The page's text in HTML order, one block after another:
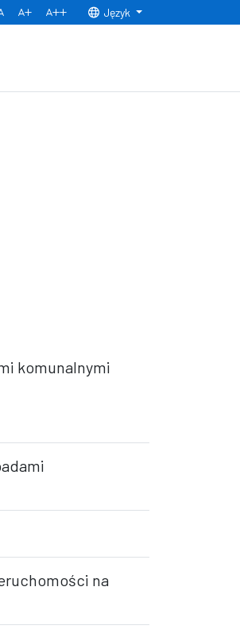
Normalny rozmiar czcionki
Rozmiar czcionki 150% Rozmiar czcionki 200%
Język
komunalnymi
na